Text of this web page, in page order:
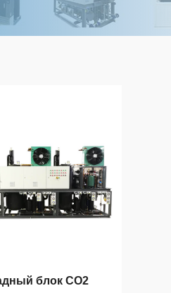
блок CO2